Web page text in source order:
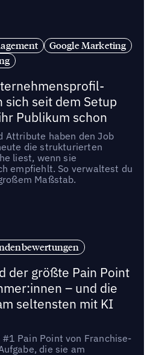
Google Marketing
sich seit dem Setup
Publikum schon
Attribute haben den Job
die strukturierten
liest, wenn sie
empfiehlt. So verwaltest du
Maßstab.
der größte Pain Point
– und die
seltensten mit KI
Pain Point von Franchise-
die sie am